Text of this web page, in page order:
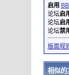
启用
论坛启
论坛启
论坛禁
版面规
相似的